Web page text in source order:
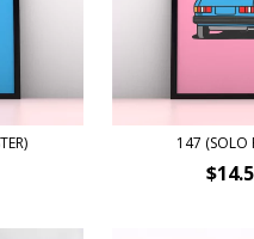
147 (SOLO